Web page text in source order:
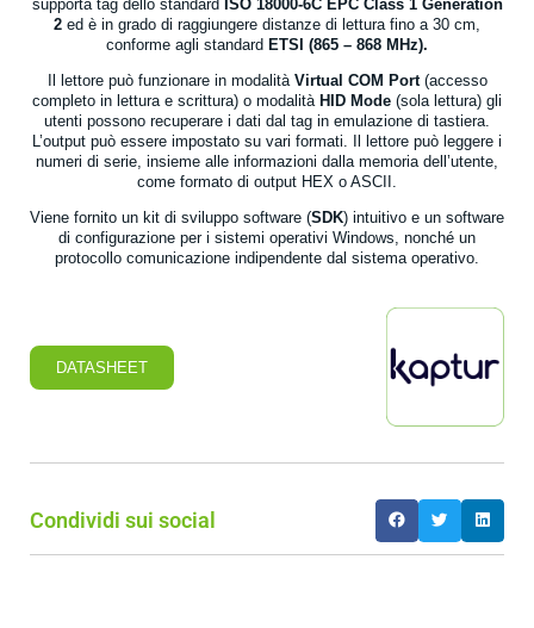
supporta tag dello standard ISO 18000-6C EPC Class 1 Generation
2 ed è in grado di raggiungere distanze di lettura fino a 30 cm,
conforme agli standard ETSI (865 – 868 MHz).
Il lettore può funzionare in modalità Virtual COM Port(accesso
completo in lettura e scrittura) o modalità HID Mode (sola lettura) gli
utenti possono recuperare i dati dal tag in emulazione di tastiera.
L’output può essere impostato su vari formati. Il lettore può leggere i
numeri di serie, insieme alle informazioni dalla memoria dell’utente,
come formato di output HEX o ASCII.
Viene fornito un kit di sviluppo software (SDK) intuitivo e un software
di configurazione per i sistemi operativi Windows, nonché un
protocollo comunicazione indipendente dal sistema operativo.
DATASHEET
Condividi sui social